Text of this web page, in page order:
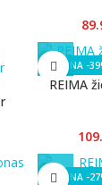
-
REIMA
-